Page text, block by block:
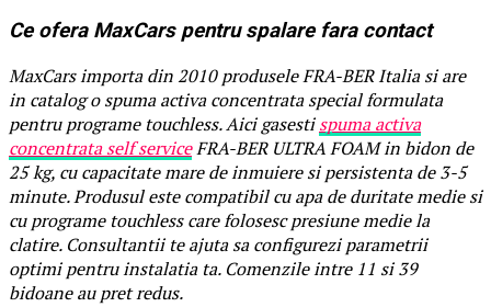
Ce ofera MaxCars pentru spalare fara contact
MaxCars importa din 2010 produsele FRA-BER Italia si are
in catalog o spuma activa concentrata special formulata
pentru programe touchless. Aici gasestispuma activa
concentrata self serviceFRA-BER ULTRA FOAM in bidon de
25 kg, cu capacitate mare de inmuiere si persistenta de 3-5
minute. Produsul este compatibil cu apa de duritate medie si
cu programe touchless care folosesc presiune medie la
clatire. Consultantii te ajuta sa configurezi parametrii
optimi pentru instalatia ta. Comenzile intre 11 si 39
bidoane au pret redus.